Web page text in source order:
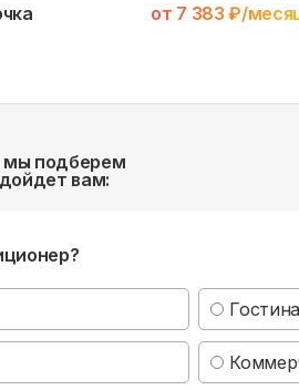
от 7 383 ₽/
мы подберем
вам: